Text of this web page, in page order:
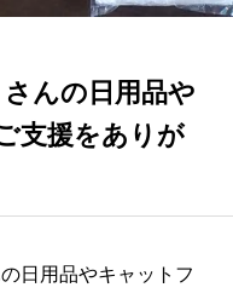
んの日用品や
支援をありが
日用品やキャットフ